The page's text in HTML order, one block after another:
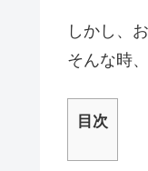
しかし、
そんな時
目次